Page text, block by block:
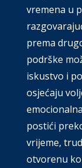
vremena u
prema
podrške
iskustvo i
osjećaju
postići
vrijeme,
otvorenu